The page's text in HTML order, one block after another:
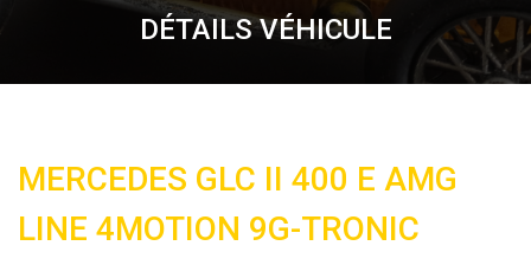
DÉTAILS VÉHICULE
MERCEDES GLC II 400 E AMG
LINE 4MOTION 9G-TRONIC